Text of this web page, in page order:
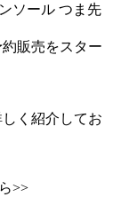
ソール つま先
販売をスター
く紹介してお
>>